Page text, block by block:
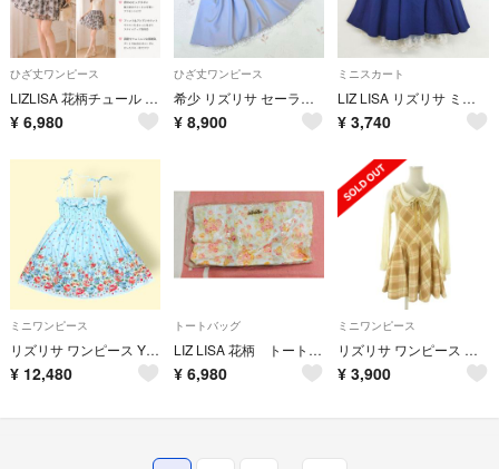
ひざ丈ワンピース
LIZLISA 花柄チュール ニット切替ワンピース リボン ガーリー フェミニン
¥ 6,980
ひざ丈ワンピース
希少 リズリサ セーラー ワンピース ブルー Y2K LIZLISA 平成 地雷
¥ 8,900
ミニスカート
LIZ LISA リズリサ ミニ スカート 姫 ギャル 姫 カジ 平成 Y2K ロリ himegyaru himekaji マリン セーラー レース 編み上げ タック フレア サイズ 0 ネイビー系 C63
¥ 3,740
ミニワンピース
リズリサ ワンピース Y2K 平成ギャル リズメロ 平成レトロ 00s 姫ロリ
¥ 12,480
トートバッグ
LIZ LISA 花柄 トートバッグ
¥ 6,980
ミニワンピース
リズリサ ワンピース ベージュ ピンク チェック柄 ピーターパンカラー 長袖
¥ 3,900